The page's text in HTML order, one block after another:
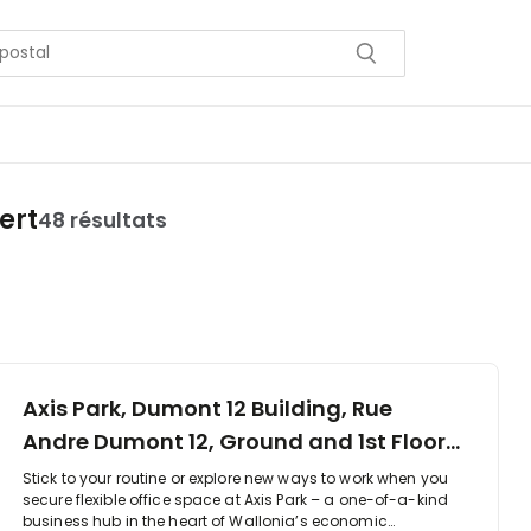
48 résultats
Axis Park, Dumont 12 Building, Rue
Andre Dumont 12, Ground and 1st Floor,
1435
Stick to your routine or explore new ways to work when you
secure flexible office space at Axis Park – a one-of-a-kind
business hub in the heart of Wallonia’s economic